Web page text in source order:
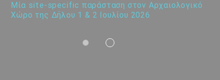
Μία site-specific παράσταση στον Αρχαιολογικό
Χώρο της Δήλου 1 & 2 Ιουλίου 2026